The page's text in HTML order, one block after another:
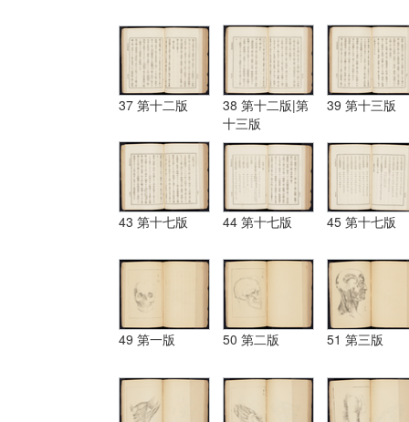
37 第十二版
38 第十二版|第
十三版
39 第十三版
43 第十七版 44 第十七版 45 第十七版
49 第一版 50 第二版 51 第三版